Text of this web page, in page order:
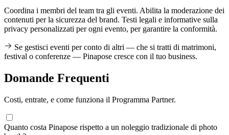
Coordina i membri del team tra gli eventi. Abilita la moderazione dei
contenuti per la sicurezza del brand. Testi legali e informative sulla
privacy personalizzati per ogni evento, per garantire la conformità.
Se gestisci eventi per conto di altri — che si tratti di matrimoni,
festival o conferenze — Pinapose cresce con il tuo business.
Domande Frequenti
Costi, entrate, e come funziona il Programma Partner.
Quanto costa Pinapose rispetto a un noleggio tradizionale di photo